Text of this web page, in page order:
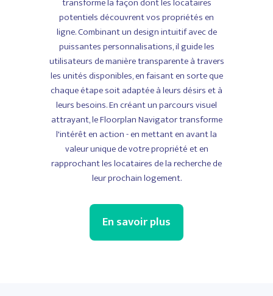
potentiels découvrent vos propriétés en
ligne. Combinant un design intuitif avec de
puissantes personnalisations, il guide les
utilisateurs de manière transparente à travers
les unités disponibles, en faisant en sorte que
chaque étape soit adaptée à leurs désirs et à
leurs besoins. En créant un parcours visuel
attrayant, le Floorplan Navigator transforme
l'intérêt en action - en mettant en avant la
valeur unique de votre propriété et en
rapprochant les locataires de la recherche de
leur prochain logement.
En savoir plus